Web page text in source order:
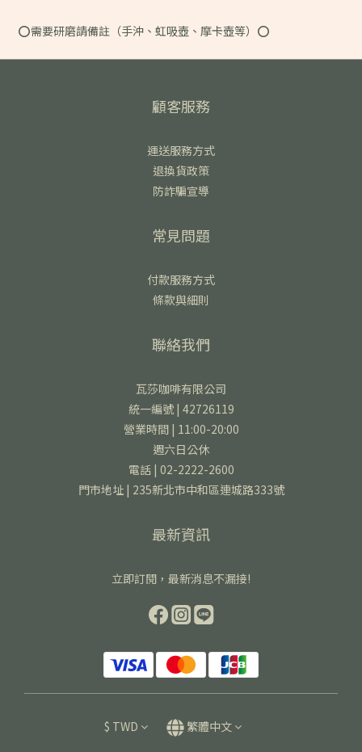
⭕️需要研磨請備註（手沖、虹吸壺、摩卡壺等）⭕️
顧客服務
運送服務方式
退換貨政策
防詐騙宣導
常見問題
付款服務方式
條款與細則
聯絡我們
瓦莎咖啡有限公司
統一編號 | 42726119
營業時間 | 11:00-20:00
週六日公休
電話 | 02-2222-2600
門市地址 | 235新北市中和區連城路333號
最新資訊
立即訂閱，最新消息不漏接!
$ TWD 繁體中文